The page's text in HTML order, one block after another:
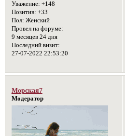
Уважение: +148
Позитив: +33
Пол: Женский
Провел на форуме:
9 месяцев 24 дня
Последний визит:
27-07-2022 22:53:20
Морская7
Модератор